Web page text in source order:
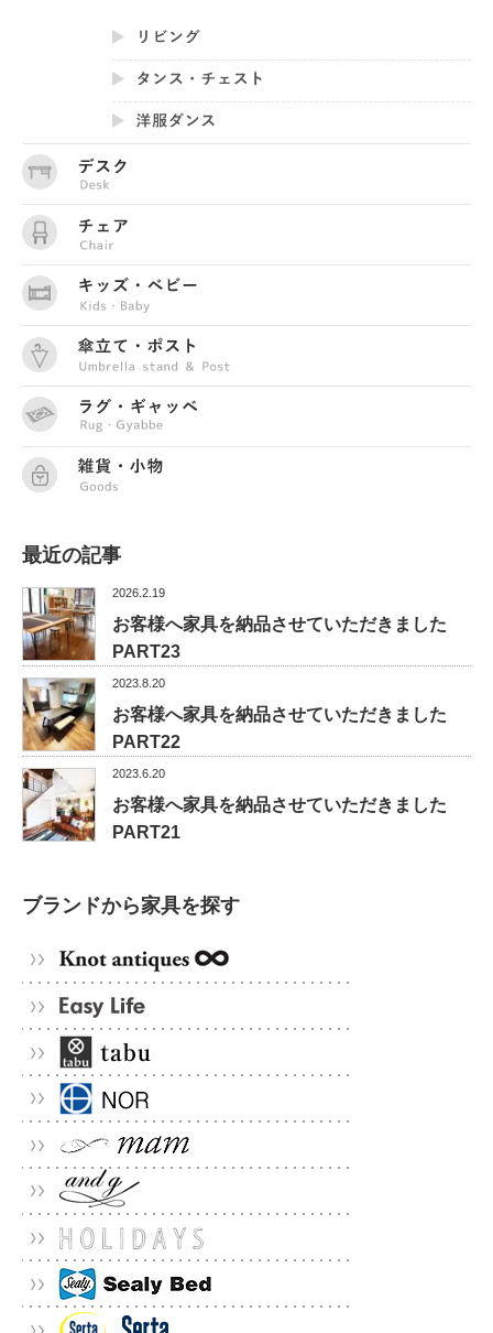
最近の記事
2026.2.19
お客様へ家具を納品させていただきました
PART23
2023.8.20
お客様へ家具を納品させていただきました
PART22
2023.6.20
お客様へ家具を納品させていただきました
PART21
ブランドから家具を探す